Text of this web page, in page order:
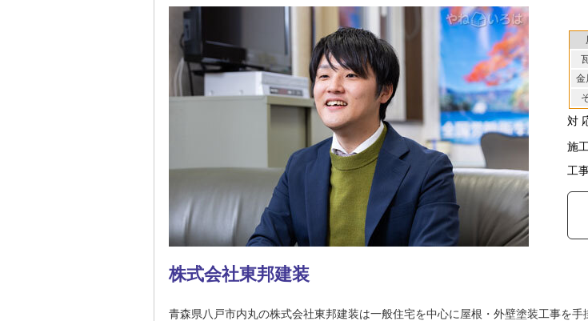
金
対
施
工
株式会社東邦建装
青森県八戸市内丸の株式会社東邦建装は一般住宅を中心に屋根・外壁塗装工事を